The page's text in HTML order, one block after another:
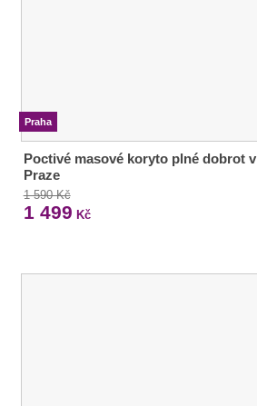
Praha
Poctivé masové koryto plné dobrot v
Praze
1 590 Kč
1 499 Kč